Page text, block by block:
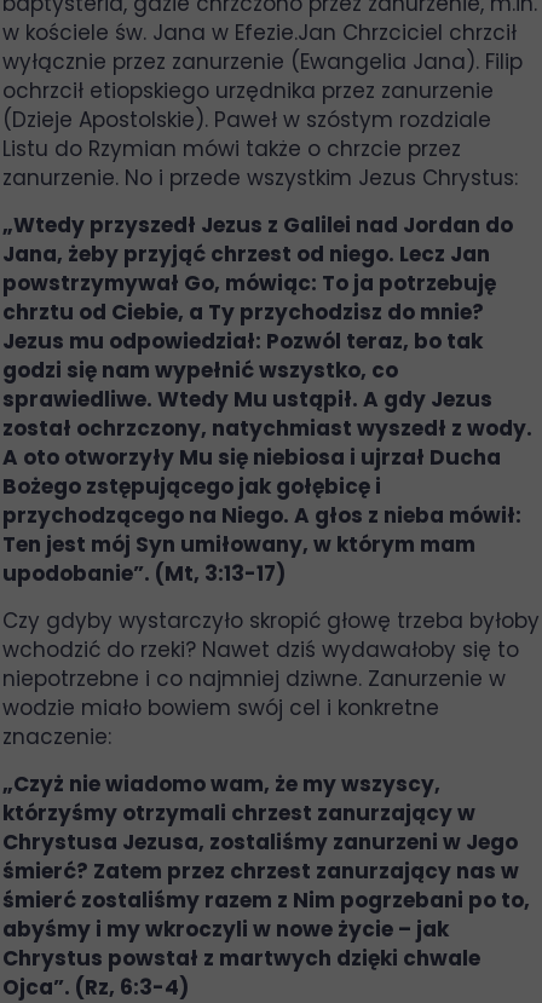
w kościele św. Jana w Efezie.Jan Chrzciciel chrzcił
wyłącznie przez zanurzenie (Ewangelia Jana). Filip
ochrzcił etiopskiego urzędnika przez zanurzenie
(Dzieje Apostolskie). Paweł w szóstym rozdziale
Listu do Rzymian mówi także o chrzcie przez
zanurzenie. No i przede wszystkim Jezus Chrystus:
„Wtedy przyszedł Jezus z Galilei nad Jordan do
Jana, żeby przyjąć chrzest od niego. Lecz Jan
powstrzymywał Go, mówiąc: To ja potrzebuję
chrztu od Ciebie, a Ty przychodzisz do mnie?
Jezus mu odpowiedział: Pozwól teraz, bo tak
godzi się nam wypełnić wszystko, co
sprawiedliwe. Wtedy Mu ustąpił. A gdy Jezus
został ochrzczony, natychmiast wyszedł z wody.
A oto otworzyły Mu się niebiosa i ujrzał Ducha
Bożego zstępującego jak gołębicę i
przychodzącego na Niego. A głos z nieba mówił:
Ten jest mój Syn umiłowany, w którym mam
upodobanie”. (Mt, 3:13-17)
Czy gdyby wystarczyło skropić głowę trzeba byłoby
wchodzić do rzeki? Nawet dziś wydawałoby się to
niepotrzebne i co najmniej dziwne. Zanurzenie w
wodzie miało bowiem swój cel i konkretne
znaczenie:
„Czyż nie wiadomo wam, że my wszyscy,
którzyśmy otrzymali chrzest zanurzający w
Chrystusa Jezusa, zostaliśmy zanurzeni w Jego
śmierć? Zatem przez chrzest zanurzający nas w
śmierć zostaliśmy razem z Nim pogrzebani po to,
abyśmy i my wkroczyli w nowe życie – jak
Chrystus powstał z martwych dzięki chwale
Ojca”. (Rz, 6:3-4)